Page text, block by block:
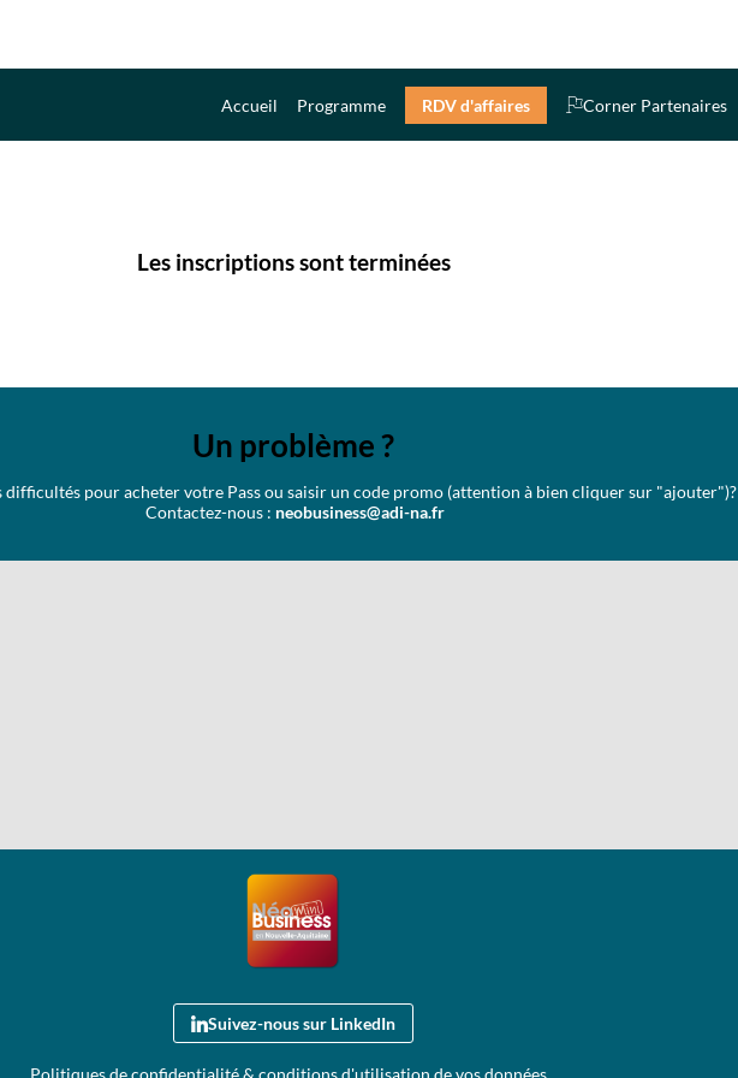
Accueil Programme RDV d'affaires Corner Partenaires
Les inscriptions sont terminées
Un problème ?
difficultés pour acheter votre Pass ou saisir un code promo (attention à bien cliquer sur "ajouter")?
Contactez-nous : neobusiness@adi-na.fr
Suivez-nous sur LinkedIn